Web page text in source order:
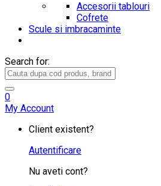
Accesorii tablouri
Cofrete
Scule si imbracaminte
Search for:
0
My Account
Client existent?
Autentificare
Nu aveti cont?